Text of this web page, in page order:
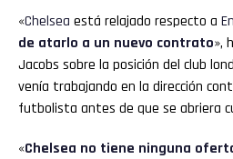
«Chelsea está relajado respecto a
de atarlo a un nuevo contrato»,
Jacobs sobre la posición del club
venía trabajando en la dirección
futbolista antes de que se abriera
«Chelsea no tiene ninguna